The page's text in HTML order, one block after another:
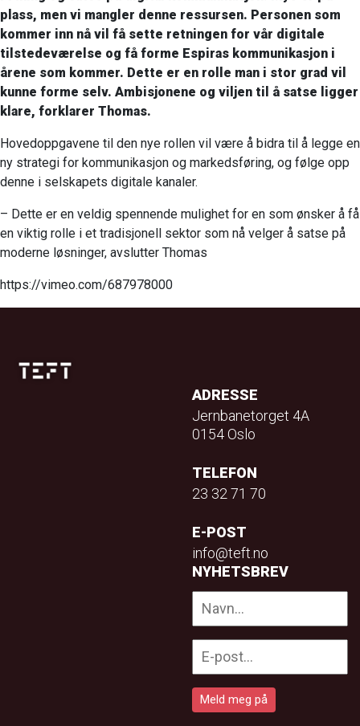
plass, men vi mangler denne ressursen. Personen som
kommer inn nå vil få sette retningen for vår digitale
tilstedeværelse og få forme Espiras kommunikasjon i
årene som kommer. Dette er en rolle man i stor grad vil
kunne forme selv. Ambisjonene og viljen til å satse ligger
klare, forklarer Thomas.
Hovedoppgavene til den nye rollen vil være å bidra til å legge en
ny strategi for kommunikasjon og markedsføring, og følge opp
denne i selskapets digitale kanaler.
– Dette er en veldig spennende mulighet for en som ønsker å få
en viktig rolle i et tradisjonell sektor som nå velger å satse på
moderne løsninger, avslutter Thomas
https://vimeo.com/687978000
ADRESSE
Jernbanetorget 4A
0154 Oslo
TELEFON
23 32 71 70
E-POST
info@teft.no
NYHETSBREV